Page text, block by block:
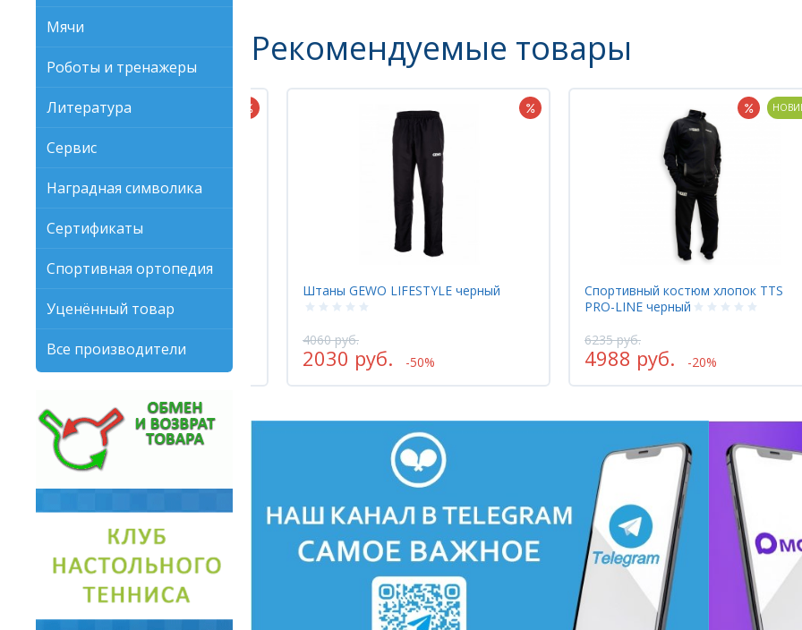
Мячи
Роботы и тренажеры
Литература
Сервис
Наградная символика
Сертификаты
Спортивная ортопедия
Уценённый товар
Все производители
Рекомендуемые товары
4060 руб.
2030 руб. -50%
НОВИНКА
Спортивный костюм хлопок TTS
PRO-LINE черный
6235 руб.
4988 руб. -20%
Футболка TTS DESIGUAL темный
синий
3770 руб.
2451 руб. -35%